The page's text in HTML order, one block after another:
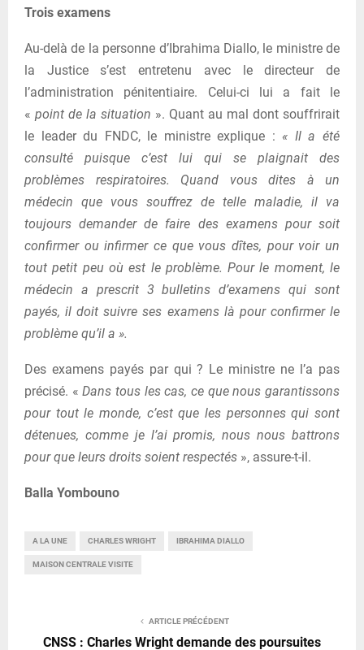
Trois examens
Au-delà de la personne d’Ibrahima Diallo, le ministre de
la Justice s’est entretenu avec le directeur de
l’administration pénitentiaire. Celui-ci lui a fait le
« point de la situation ». Quant au mal dont souffrirait
le leader du FNDC, le ministre explique : « Il a été
consulté puisque c’est lui qui se plaignait des
problèmes respiratoires. Quand vous dites à un
médecin que vous souffrez de telle maladie, il va
toujours demander de faire des examens pour soit
confirmer ou infirmer ce que vous dîtes, pour voir un
tout petit peu où est le problème. Pour le moment, le
médecin a prescrit 3 bulletins d’examens qui sont
payés, il doit suivre ses examens là pour confirmer le
problème qu’il a ».
Des examens payés par qui ? Le ministre ne l’a pas
précisé. «Dans tous les cas, ce que nous garantissons
pour tout le monde, c’est que les personnes qui sont
détenues, comme je l’ai promis, nous nous battrons
pour que leurs droits soient respectés », assure-t-il.
Balla Yombouno
A LA UNE CHARLES WRIGHT IBRAHIMA DIALLO
MAISON CENTRALE VISITE
ARTICLE PRÉCÉDENT
CNSS : Charles Wright demande des poursuites